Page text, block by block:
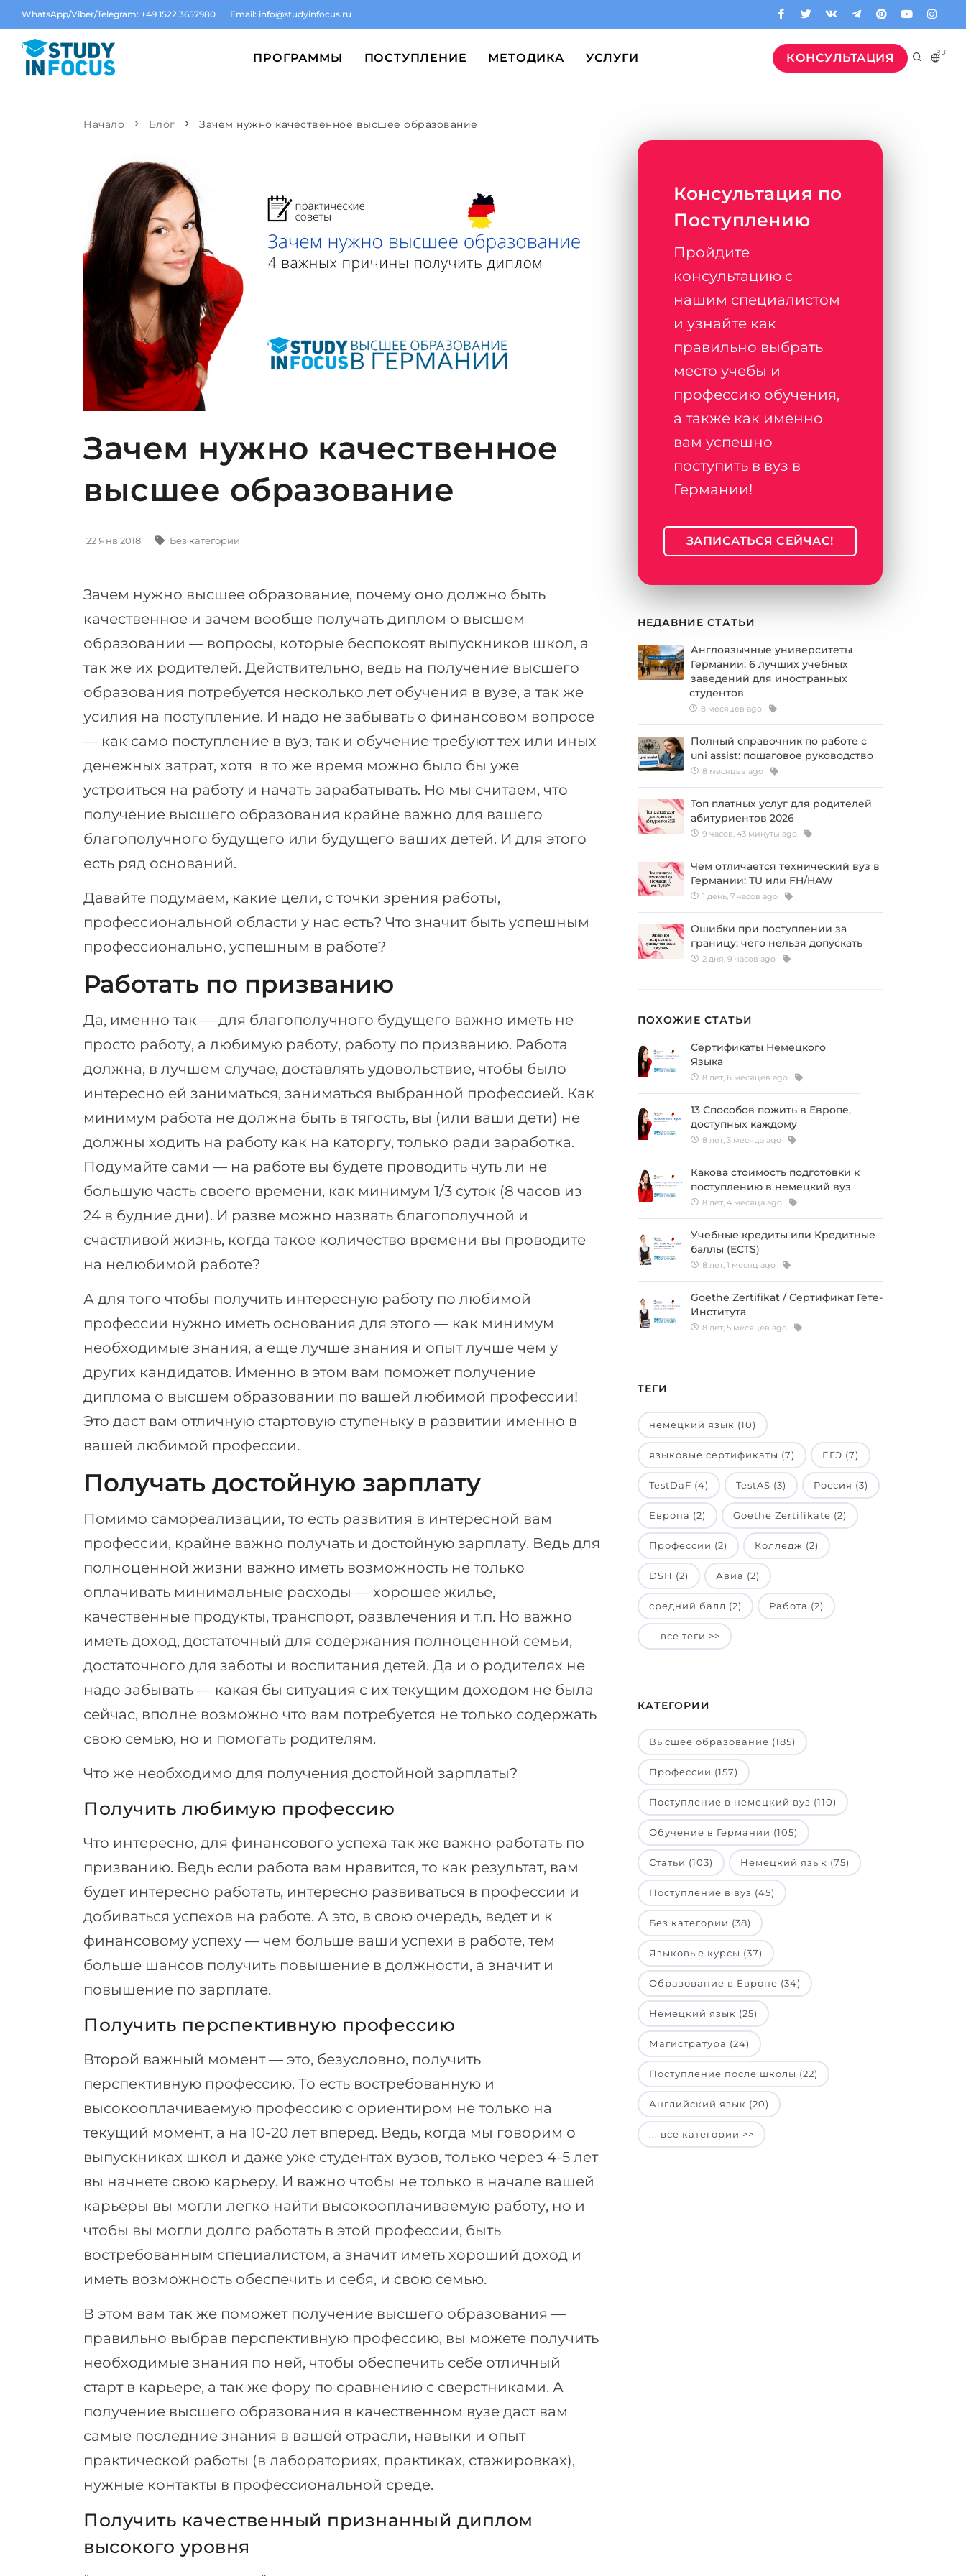
WhatsApp/Viber/Telegram: +49 1522 3657980 Email: info@studyinfocus.ru
КОНСУЛЬТАЦИЯ RU
ПРОГРАММЫ ПОСТУПЛЕНИЕ МЕТОДИКА УСЛУГИ
Начало Блог Зачем нужно качественное высшее образование
Зачем нужно качественное
высшее образование
22 Янв 2018 Без категории
Зачем нужно высшее образование, почему оно должно быть
качественное и зачем вообще получать диплом о высшем
образовании — вопросы, которые беспокоят выпускников школ, а
так же их родителей. Действительно, ведь на получение высшего
образования потребуется несколько лет обучения в вузе, а так же
усилия на поступление. И надо не забывать о финансовом вопросе
— как само поступление в вуз, так и обучение требуют тех или иных
денежных затрат, хотя в то же время можно было бы уже
устроиться на работу и начать зарабатывать. Но мы считаем, что
получение высшего образования крайне важно для вашего
благополучного будущего или будущего ваших детей. И для этого
есть ряд оснований.
Давайте подумаем, какие цели, с точки зрения работы,
профессиональной области у нас есть? Что значит быть успешным
профессионально, успешным в работе?
Работать по призванию
Да, именно так — для благополучного будущего важно иметь не
просто работу, а любимую работу, работу по призванию. Работа
должна, в лучшем случае, доставлять удовольствие, чтобы было
интересно ей заниматься, заниматься выбранной профессией. Как
минимум работа не должна быть в тягость, вы (или ваши дети) не
должны ходить на работу как на каторгу, только ради заработка.
Подумайте сами — на работе вы будете проводить чуть ли не
большую часть своего времени, как минимум 1/3 суток (8 часов из
24 в будние дни). И разве можно назвать благополучной и
счастливой жизнь, когда такое количество времени вы проводите
на нелюбимой работе?
А для того чтобы получить интересную работу по любимой
профессии нужно иметь основания для этого — как минимум
необходимые знания, а еще лучше знания и опыт лучше чем у
других кандидатов. Именно в этом вам поможет получение
диплома о высшем образовании по вашей любимой профессии!
Это даст вам отличную стартовую ступеньку в развитии именно в
вашей любимой профессии.
Получать достойную зарплату
Помимо самореализации, то есть развития в интересной вам
профессии, крайне важно получать и достойную зарплату. Ведь для
полноценной жизни важно иметь возможность не только
оплачивать минимальные расходы — хорошее жилье,
качественные продукты, транспорт, развлечения и т.п. Но важно
иметь доход, достаточный для содержания полноценной семьи,
достаточного для заботы и воспитания детей. Да и о родителях не
надо забывать — какая бы ситуация с их текущим доходом не была
сейчас, вполне возможно что вам потребуется не только содержать
свою семью, но и помогать родителям.
Что же необходимо для получения достойной зарплаты?
Получить любимую профессию
Что интересно, для финансового успеха так же важно работать по
призванию. Ведь если работа вам нравится, то как результат, вам
будет интересно работать, интересно развиваться в профессии и
добиваться успехов на работе. А это, в свою очередь, ведет и к
финансовому успеху — чем больше ваши успехи в работе, тем
больше шансов получить повышение в должности, а значит и
повышение по зарплате.
Получить перспективную профессию
Второй важный момент — это, безусловно, получить
перспективную профессию. То есть востребованную и
высокооплачиваемую профессию с ориентиром не только на
текущий момент, а на 10-20 лет вперед. Ведь, когда мы говорим о
выпускниках школ и даже уже студентах вузов, только через 4-5 лет
вы начнете свою карьеру. И важно чтобы не только в начале вашей
карьеры вы могли легко найти высокооплачиваемую работу, но и
чтобы вы могли долго работать в этой профессии, быть
востребованным специалистом, а значит иметь хороший доход и
иметь возможность обеспечить и себя, и свою семью.
В этом вам так же поможет получение высшего образования —
правильно выбрав перспективную профессию, вы можете получить
необходимые знания по ней, чтобы обеспечить себе отличный
старт в карьере, а так же фору по сравнению с сверстниками. А
получение высшего образования в качественном вузе даст вам
самые последние знания в вашей отрасли, навыки и опыт
практической работы (в лабораториях, практиках, стажировках),
нужные контакты в профессиональной среде.
Получить качественный признанный диплом
высокого уровня
Консультация по
Поступлению
Пройдите
консультацию с
нашим специалистом
и узнайте как
правильно выбрать
место учебы и
профессию обучения,
а также как именно
вам успешно
поступить в вуз в
Германии!
ЗАПИСАТЬСЯ СЕЙЧАС!
НЕДАВНИЕ СТАТЬИ
Англоязычные университеты
Германии: 6 лучших учебных
заведений для иностранных
студентов
8 месяцев ago
Полный справочник по работе с
uni assist: пошаговое руководство
8 месяцев ago
Топ платных услуг для родителей
абитуриентов 2026
9 часов, 43 минуты ago
Чем отличается технический вуз в
Германии: TU или FH/HAW
1 день, 7 часов ago
Ошибки при поступлении за
границу: чего нельзя допускать
2 дня, 9 часов ago
ПОХОЖИЕ СТАТЬИ
Сертификаты Немецкого
Языка
8 лет, 6 месяцев ago
13 Способов пожить в Европе,
доступных каждому
8 лет, 3 месяца ago
Какова стоимость подготовки к
поступлению в немецкий вуз
8 лет, 4 месяца ago
Учебные кредиты или Кредитные
баллы (ECTS)
8 лет, 1 месяц ago
Goethe Zertifikat / Сертификат Гёте-
Института
8 лет, 5 месяцев ago
ТЕГИ
немецкий язык (10)
языковые сертификаты (7) ЕГЭ (7)
TestDaF (4) TestAS (3) Россия (3)
Европа (2) Goethe Zertifikate (2)
Профессии (2) Колледж (2)
DSH (2) Авиа (2)
средний балл (2) Работа (2)
... все теги >>
КАТЕГОРИИ
Высшее образование (185)
Профессии (157)
Поступление в немецкий вуз (110)
Обучение в Германии (105)
Статьи (103) Немецкий язык (75)
Поступление в вуз (45)
Без категории (38)
Языковые курсы (37)
Образование в Европе (34)
Немецкий язык (25)
Магистратура (24)
Поступление после школы (22)
Английский язык (20)
... все категории >>